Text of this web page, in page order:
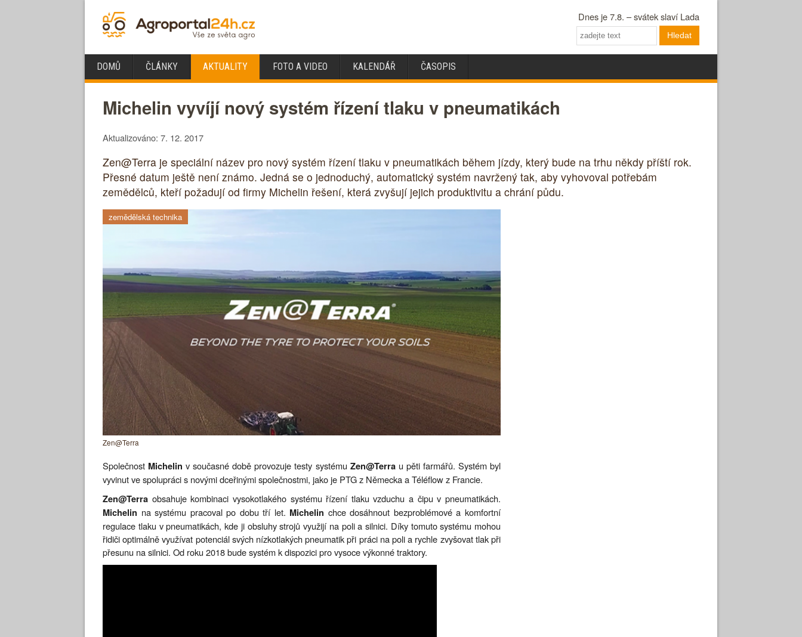
Dnes je 7.8. – svátek slaví Lada
Hledat
DOMŮ ČLÁNKY AKTUALITY FOTO A VIDEO KALENDÁŘ ČASOPIS
Michelin vyvíjí nový systém řízení tlaku v pneumatikách
Aktualizováno: 7. 12. 2017
Zen@Terra je speciální název pro nový systém řízení tlaku v pneumatikách během jízdy, který bude na trhu někdy příští rok.
Přesné datum ještě není známo. Jedná se o jednoduchý, automatický systém navržený tak, aby vyhovoval potřebám
zemědělců, kteří požadují od firmy Michelin řešení, která zvyšují jejich produktivitu a chrání půdu.
zemědělská technika
Zen@Terra
Společnost Michelin v současné době provozuje testy systému Zen@Terrau pěti farmářů. Systém byl
vyvinut ve spolupráci s novými dceřinými společnostmi, jako je PTG z Německa a Téléflow z Francie.
Zen@Terra obsahuje kombinaci vysokotlakého systému řízení tlaku vzduchu a čipu v pneumatikách.
Michelin na systému pracoval po dobu tří let. Michelin chce dosáhnout bezproblémové a komfortní
regulace tlaku v pneumatikách, kde ji obsluhy strojů využijí na poli a silnici. Díky tomuto systému mohou
řidiči optimálně využívat potenciál svých nízkotlakých pneumatik při práci na poli a rychle zvyšovat tlak při
přesunu na silnici. Od roku 2018 bude systém k dispozici pro vysoce výkonné traktory.